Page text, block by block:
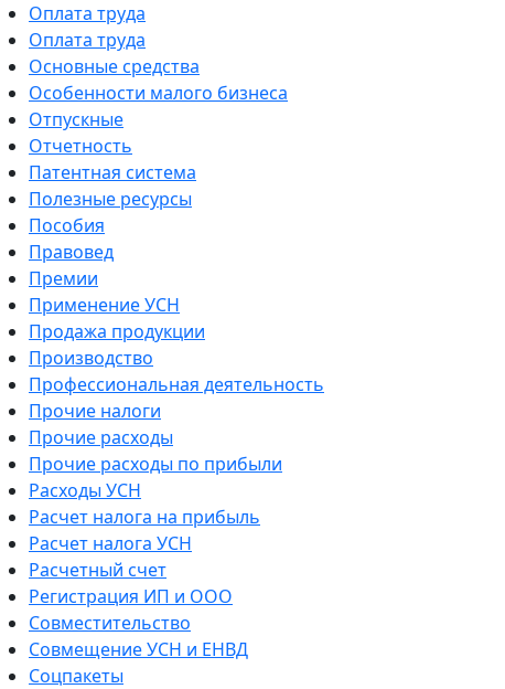
Оплата труда
Оплата труда
Основные средства
Особенности малого бизнеса
Отпускные
Отчетность
Патентная система
Полезные ресурсы
Пособия
Правовед
Премии
Применение УСН
Продажа продукции
Производство
Профессиональная деятельность
Прочие налоги
Прочие расходы
Прочие расходы по прибыли
Расходы УСН
Расчет налога на прибыль
Расчет налога УСН
Расчетный счет
Регистрация ИП и ООО
Совместительство
Совмещение УСН и ЕНВД
Соцпакеты